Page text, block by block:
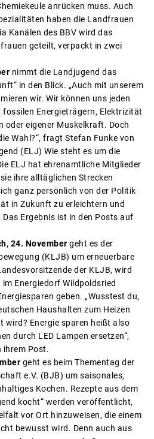
anrücken muss. Auch
haben die Landfrauen
Kanälen des BBV wird das
geteilt, verpackt in zwei
nimmt die Landjugend das
in den Blick. „Auch mit unserem
wir. Wir können uns jeden
fossilen Energieträgern, Elektrizität
oder eigener Muskelkraft. Doch
Wahl?“, fragt Stefan Funke von
(ELJ) Wie steht es um die
ELJ hat ehrenamtliche Mitglieder
ihre alltäglichen Strecken
ganz persönlich von der Politik
in Zukunft zu erleichtern und
Ergebnis ist in den Posts auf
24. November geht es der
(KLJB) um erneuerbare
der KLJB, wird
Energiedorf Wildpoldsried
geben. „Wusstest du,
Haushalten zum Heizen
wird? Energie sparen heißt also
durch LED Lampen ersetzen“,
ihrem Post.
geht es beim Thementag der
e.V. (BJB) um saisonales,
Kochen. Rezepte aus dem
kocht“ werden veröffentlicht,
vor Ort hinzuweisen, die einem
bewusst wird. Denn auch aus